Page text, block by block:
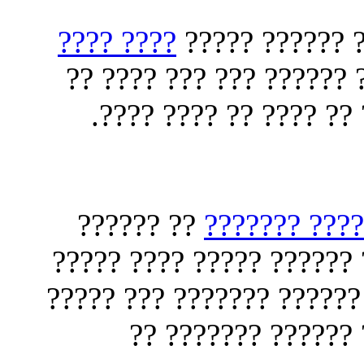
???? ??????
???? ????
?????? ?????? ??????
?????? ?? ??????
???? ????
?? ??????
???? ?????? ???????
?????? ???????? ??????
??? ????? ??????